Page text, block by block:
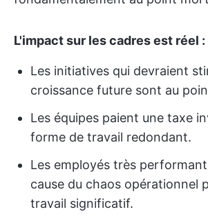
L'impact sur les cadres est réel :
Les initiatives qui devraient
croissance future sont au
Les équipes paient une taxe
forme de travail redondant.
Les employés très
cause du chaos opérationnel
travail significatif.